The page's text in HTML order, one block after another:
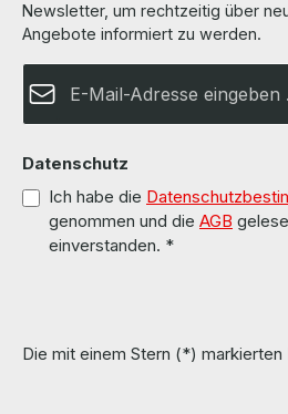
Newsletter, um rechtzeitig über
Angebote informiert zu werden.
Datenschutz
Ich habe die
genommen und die AGB
einverstanden. *
Die mit einem Stern (*)